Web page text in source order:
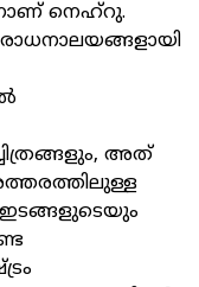
നെഹ്റു.
അത്